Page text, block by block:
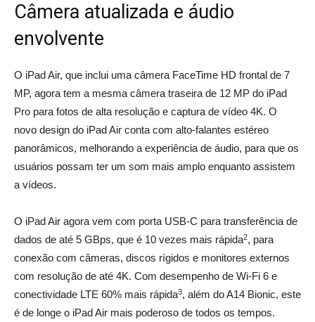
Câmera atualizada e áudio
envolvente
O iPad Air, que inclui uma câmera FaceTime HD frontal de 7
MP, agora tem a mesma câmera traseira de 12 MP do iPad
Pro para fotos de alta resolução e captura de vídeo 4K. O
novo design do iPad Air conta com alto-falantes estéreo
panorâmicos, melhorando a experiência de áudio, para que os
usuários possam ter um som mais amplo enquanto assistem
a vídeos.
O iPad Air agora vem com porta USB-C para transferência de
dados de até 5 GBps, que é 10 vezes mais rápida2, para
conexão com câmeras, discos rígidos e monitores externos
com resolução de até 4K. Com desempenho de Wi-Fi 6 e
conectividade LTE 60% mais rápida3, além do A14 Bionic, este
é de longe o iPad Air mais poderoso de todos os tempos.